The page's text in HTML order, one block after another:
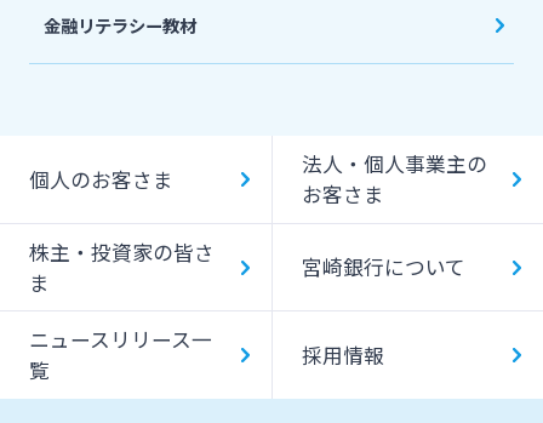
金融リテラシー教材
個人のお客さま
法人・個人事業主の
お客さま
株主・投資家の皆さ
ま
宮崎銀行について
ニュースリリース一
覧
採用情報